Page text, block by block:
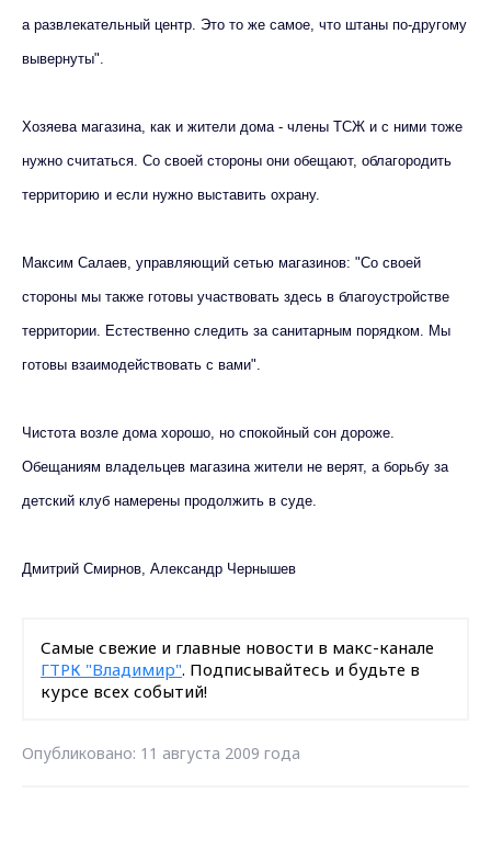
а развлекательный центр. Это то же самое, что штаны по-другому
вывернуты".
Хозяева магазина, как и жители дома - члены ТСЖ и с ними тоже
нужно считаться. Со своей стороны они обещают, облагородить
территорию и если нужно выставить охрану.
Максим Салаев, управляющий сетью магазинов: "Со своей
стороны мы также готовы участвовать здесь в благоустройстве
территории. Естественно следить за санитарным порядком. Мы
готовы взаимодействовать с вами".
Чистота возле дома хорошо, но спокойный сон дороже.
Обещаниям владельцев магазина жители не верят, а борьбу за
детский клуб намерены продолжить в суде.
Дмитрий Смирнов, Александр Чернышев
Самые свежие и главные новости в макс-канале
ГТРК "Владимир". Подписывайтесь и будьте в
курсе всех событий!
Опубликовано: 11 августа 2009 года